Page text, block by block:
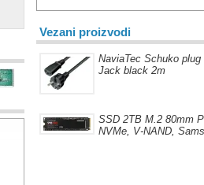
Vezani proizvodi
NaviaTec Schuko
Jack black 2m
SSD 2TB M.2 80mm
NVMe, V-NAND,